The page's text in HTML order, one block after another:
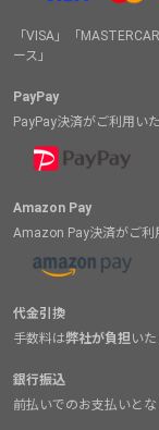
「VISA」「
ース」
PayPay
PayPay決済がご利用い
Amazon Pay
Amazon Pay決済がご利
代金引換
手数料は弊社が負担いた
銀行振込
前払いでのお支払いとな